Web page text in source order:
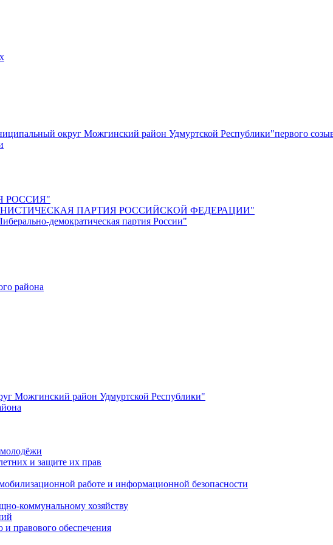
округ Можгинский район Удмуртской Республики"первого
РОССИЯ"
ПАРТИЯ РОССИЙСКОЙ ФЕДЕРАЦИИ"
демократическая партия России"
района
Можгинский район Удмуртской Республики"
и защите их прав
работе и информационной безопасности
коммунальному хозяйству
правового обеспечения